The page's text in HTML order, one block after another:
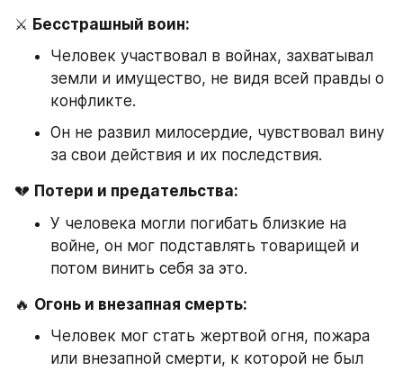
⚔️ Бесстрашный воин:
Человек участвовал в войнах, захватывал
земли и имущество, не видя всей правды о
конфликте.
Он не развил милосердие, чувствовал вину
за свои действия и их последствия.
💔 Потери и предательства:
У человека могли погибать близкие на
войне, он мог подставлять товарищей и
потом винить себя за это.
🔥 Огонь и внезапная смерть:
Человек мог стать жертвой огня, пожара
или внезапной смерти, к которой не был